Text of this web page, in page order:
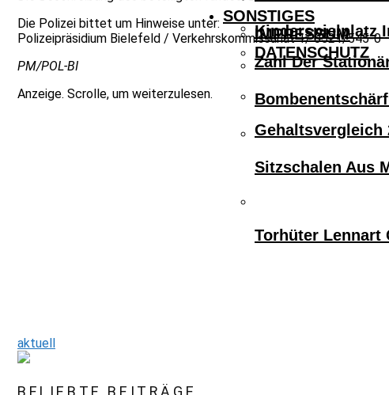
Zahl Der
Gehaltsvergleich
Kinderspielplatz
Sitzschalen Aus
Torhüter Lennart
SONSTIGES
IMPRESSUM
DATENSCHUTZ
Die Polizei bittet um Hinweise unter:
Polizeipräsidium Bielefeld / Verkehrskommissariat 1/ 0521/545-0
PM/POL-BI
Anzeige. Scrolle, um weiterzulesen.
aktuell
BELIEBTE BEITRÄGE